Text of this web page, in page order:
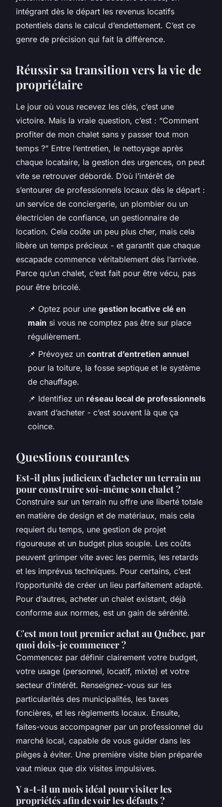
intégrant dès le départ les revenus locatifs
potentiels dans le calcul d’endettement. C’est ce
genre de précision qui fait la différence.
Réussir sa transition vers la vie de
propriétaire
Le jour où vous recevez les clés, c’est une
victoire. Mais la vraie question, c’est : “Comment
profiter de mon chalet sans y passer tout mon
temps ?” Entre l’entretien, le nettoyage après
chaque locataire, la gestion des urgences, on peut
vite se retrouver débordé. D’où l’intérêt de
s’entourer de professionnels locaux dès le départ :
un service de conciergerie, un plombier ou un
électricien de confiance, un gestionnaire de
location. Cela coûte un peu plus cher, mais cela
libère un temps précieux - et garantit que chaque
escapade commence véritablement dès l’arrivée.
Parce qu’un chalet, c’est fait pour être vécu, pas
pour être bricolé.
📌 Optez pour une gestion locative clé en
main si vous ne comptez pas être sur place
régulièrement.
📌 Prévoyez un contrat d’entretien annuel
pour la toiture, la fosse septique et le système
de chauffage.
📌 Identifiez un réseau local de professionnels
avant d’acheter - c’est souvent là que ça
coince.
Questions courantes
Est-il plus judicieux d'acheter un terrain nu
pour construire soi-même son chalet ?
Construire sur un terrain nu offre une liberté totale
en matière de design et de matériaux, mais cela
requiert du temps, une gestion de projet
rigoureuse et un budget plus souple. Les coûts
peuvent grimper vite avec les permis, les retards
et les imprévus techniques. Pour certains, c’est
l’opportunité de créer un lieu parfaitement adapté.
Pour d’autres, acheter un chalet existant, déjà
conforme aux normes, est un gain de sérénité.
C'est mon tout premier achat au Québec, par
quoi dois-je commencer ?
Commencez par définir clairement votre budget,
votre usage (personnel, locatif, mixte) et votre
secteur d’intérêt. Renseignez-vous sur les
particularités des municipalités, les taxes
foncières, et les règlements locaux. Ensuite,
faites-vous accompagner par un professionnel du
marché local, capable de vous guider dans les
pièges à éviter. Une première visite bien préparée
vaut mieux que dix visites impulsives.
Y a-t-il un mois idéal pour visiter les
propriétés afin de voir les défauts ?